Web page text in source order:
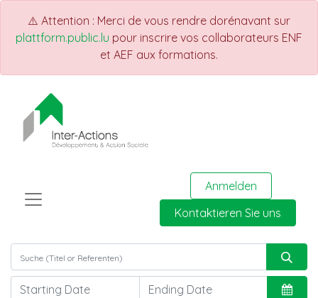
⚠️ Attention : Merci de vous rendre dorénavant sur
plattform.public.lu pour inscrire vos collaborateurs ENF
et AEF aux formations.
Anmelden
Kontaktieren Sie uns